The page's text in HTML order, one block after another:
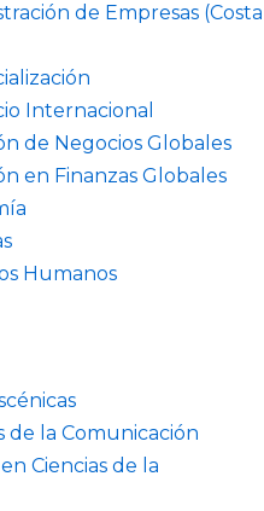
de Empresas (Costa
Internacional
de Negocios Globales
en Finanzas Globales
Humanos
de la Comunicación
Ciencias de la